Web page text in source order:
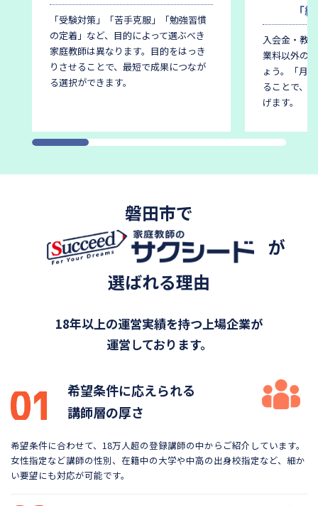
「受験対策」「苦手克服」「勉強習慣
の定着」など、目的によって選ぶべき
家庭教師は異なります。 目的をはっき
りさせることで、最短で成果につなが
る選択ができます。
「
入会金・教
業料以外の
ょう。
「月
ることで、
げます。
磐田市で
が
選ばれる理由
18年以上の運営実績を持つ上場企業が
運営しております。
希望条件に応えられる
講師層の厚さ
希望条件に合わせて、18万人超の登録講師の中から ご紹介しています。
女性指定など講師の性別、在籍中の大学や中高の出身校指定など、細か
い要望にも対応が可能です。